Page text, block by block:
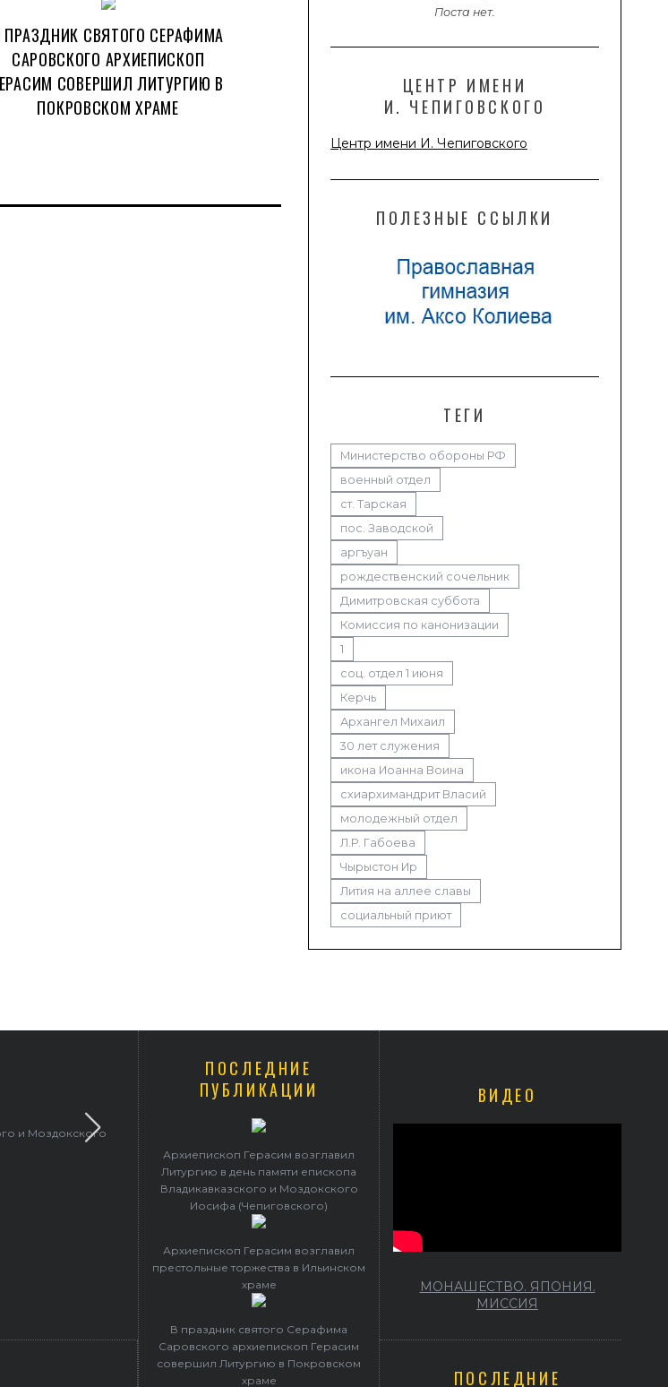
Поста нет.
ЦЕНТР ИМЕНИ
И. ЧЕПИГОВСКОГО
Центр имени И. Чепиговского
ПОЛЕЗНЫЕ ССЫЛКИ
ТЕГИ
Министерство обороны РФ
военный отдел
ст. Тарская
пос. Заводской
аргъуан
рождественский сочельник
Димитровская суббота
Комиссия по канонизации
1
соц. отдел 1 июня
Керчь
Архангел Михаил
30 лет служения
икона Иоанна Воина
схиархимандрит Власий
молодежный отдел
Л.Р. Габоева
Чырыстон Ир
Лития на аллее славы
социальный приют
ПРАЗДНИК СВЯТОГО СЕРАФИМА
САРОВСКОГО АРХИЕПИСКОП
СОВЕРШИЛ ЛИТУРГИЮ В
ПОКРОВСКОМ ХРАМЕ
и Моздокского
Архиепископ Герасим возглавил престольные торжества в Ильинском храме
ПОСЛЕДНИЕ
ПУБЛИКАЦИИ
Архиепископ Герасим возглавил
Литургию в день памяти епископа
Владикавказского и Моздокского
Иосифа (Чепиговского)
Архиепископ Герасим возглавил
престольные торжества в Ильинском
храме
В праздник святого Серафима
Саровского архиепископ Герасим
совершил Литургию в Покровском
храме
ВИДЕО
МОНАШЕСТВО. ЯПОНИЯ.
МИССИЯ
ПОСЛЕДНИЕ